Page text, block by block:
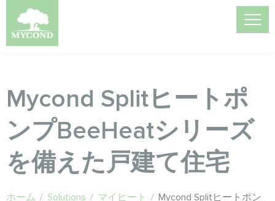
Mycond Splitヒートポ
ンプBeeHeatシリーズ
を備えた戸建て住宅
ホーム / Solutions / マイヒート / Mycond Splitヒートポン